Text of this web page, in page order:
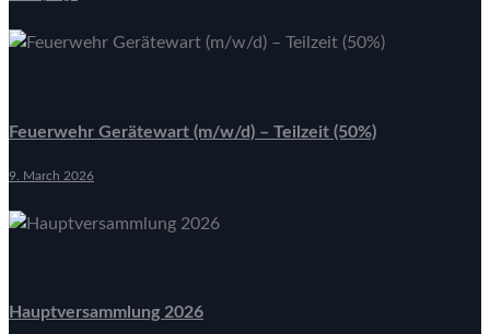
Feuerwehr Gerätewart (m/w/d) – Teilzeit (50%)
9. March 2026
Hauptversammlung 2026